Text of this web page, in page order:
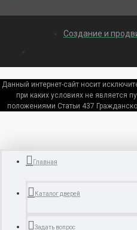
Создание и
Данный интернет-сайт носит
при каких условиях не является
положениями Статьи 437
Главная
Каталог дверей
Задать вопрос